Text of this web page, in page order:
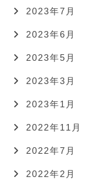
2023年7月
2023年6月
2023年5月
2023年3月
2023年1月
2022年11月
2022年7月
2022年2月